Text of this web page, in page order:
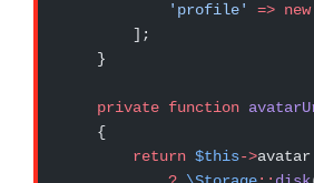
            'profile'
=> new
        ];
    }
    private
function
    {
        return
$this->avatar